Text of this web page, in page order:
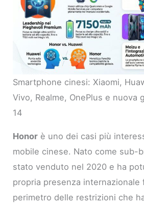
Smartphone cinesi: Xiaomi,
Vivo, Realme, OnePlus e nuova
14
Honor è uno dei casi più
mobile cinese. Nato come sub-
stato venduto nel 2020 e ha
propria presenza internazionale
perimetro delle restrizioni che